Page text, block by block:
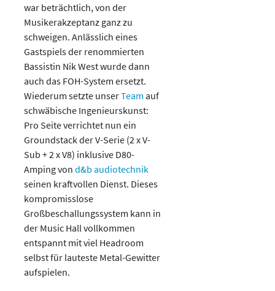
war beträchtlich, von der
Musikerakzeptanz ganz zu
schweigen. Anlässlich eines
Gastspiels der renommierten
Bassistin Nik West wurde dann
auch das FOH-System ersetzt.
Wiederum setzte unserTeam auf
schwäbische Ingenieurskunst:
Pro Seite verrichtet nun ein
Groundstack der V-Serie (2 x V-
Sub + 2 x V8) inklusive D80-
Amping von d&b audiotechnik
seinen kraftvollen Dienst. Dieses
kompromisslose
Großbeschallungssystem kann in
der Music Hall vollkommen
entspannt mit viel Headroom
selbst für lauteste Metal-Gewitter
aufspielen.